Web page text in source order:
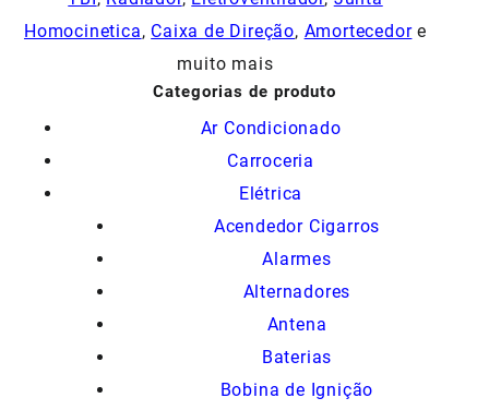
Homocinetica, Caixa de Direção, Amortecedore
muito mais
Categorias de produto
Ar Condicionado
Carroceria
Elétrica
Acendedor Cigarros
Alarmes
Alternadores
Antena
Baterias
Bobina de Ignição